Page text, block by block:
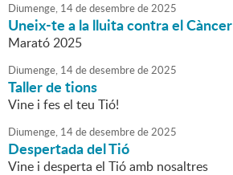
Diumenge, 14dedesembrede2025
Uneix-te a la lluita contra el Càncer
Marató 2025
Diumenge, 14dedesembrede2025
Taller de tions
Vine i fes el teu Tió!
Diumenge, 14dedesembrede2025
Despertada del Tió
Vine i desperta el Tió amb nosaltres